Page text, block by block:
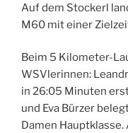
Auf dem Stockerl
M60 mit einer
Beim 5 Kilometer-
WSVlerinnen:
in 26:05 Minuten
und Eva Bürzer
Damen Hauptklasse.